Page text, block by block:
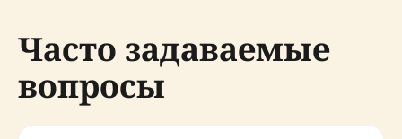
Часто задаваемые
вопросы